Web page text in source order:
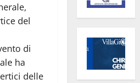
del
di
ha
delle